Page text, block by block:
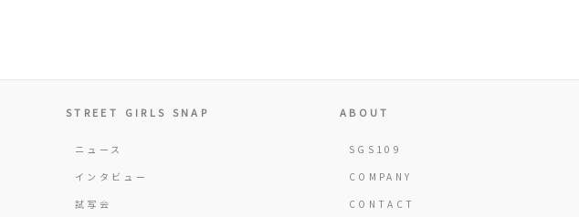
STREET GIRLS SNAP
ニュース
インタビュー
試写会
ABOUT
SGS109
COMPANY
CONTACT